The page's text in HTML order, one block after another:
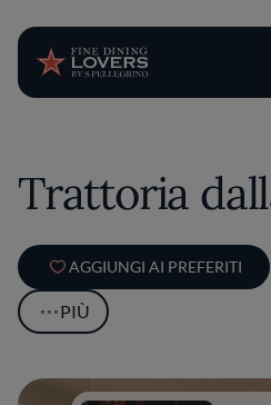
Trattoria
AGGIUNGI AI PREFERITI
PIÙ